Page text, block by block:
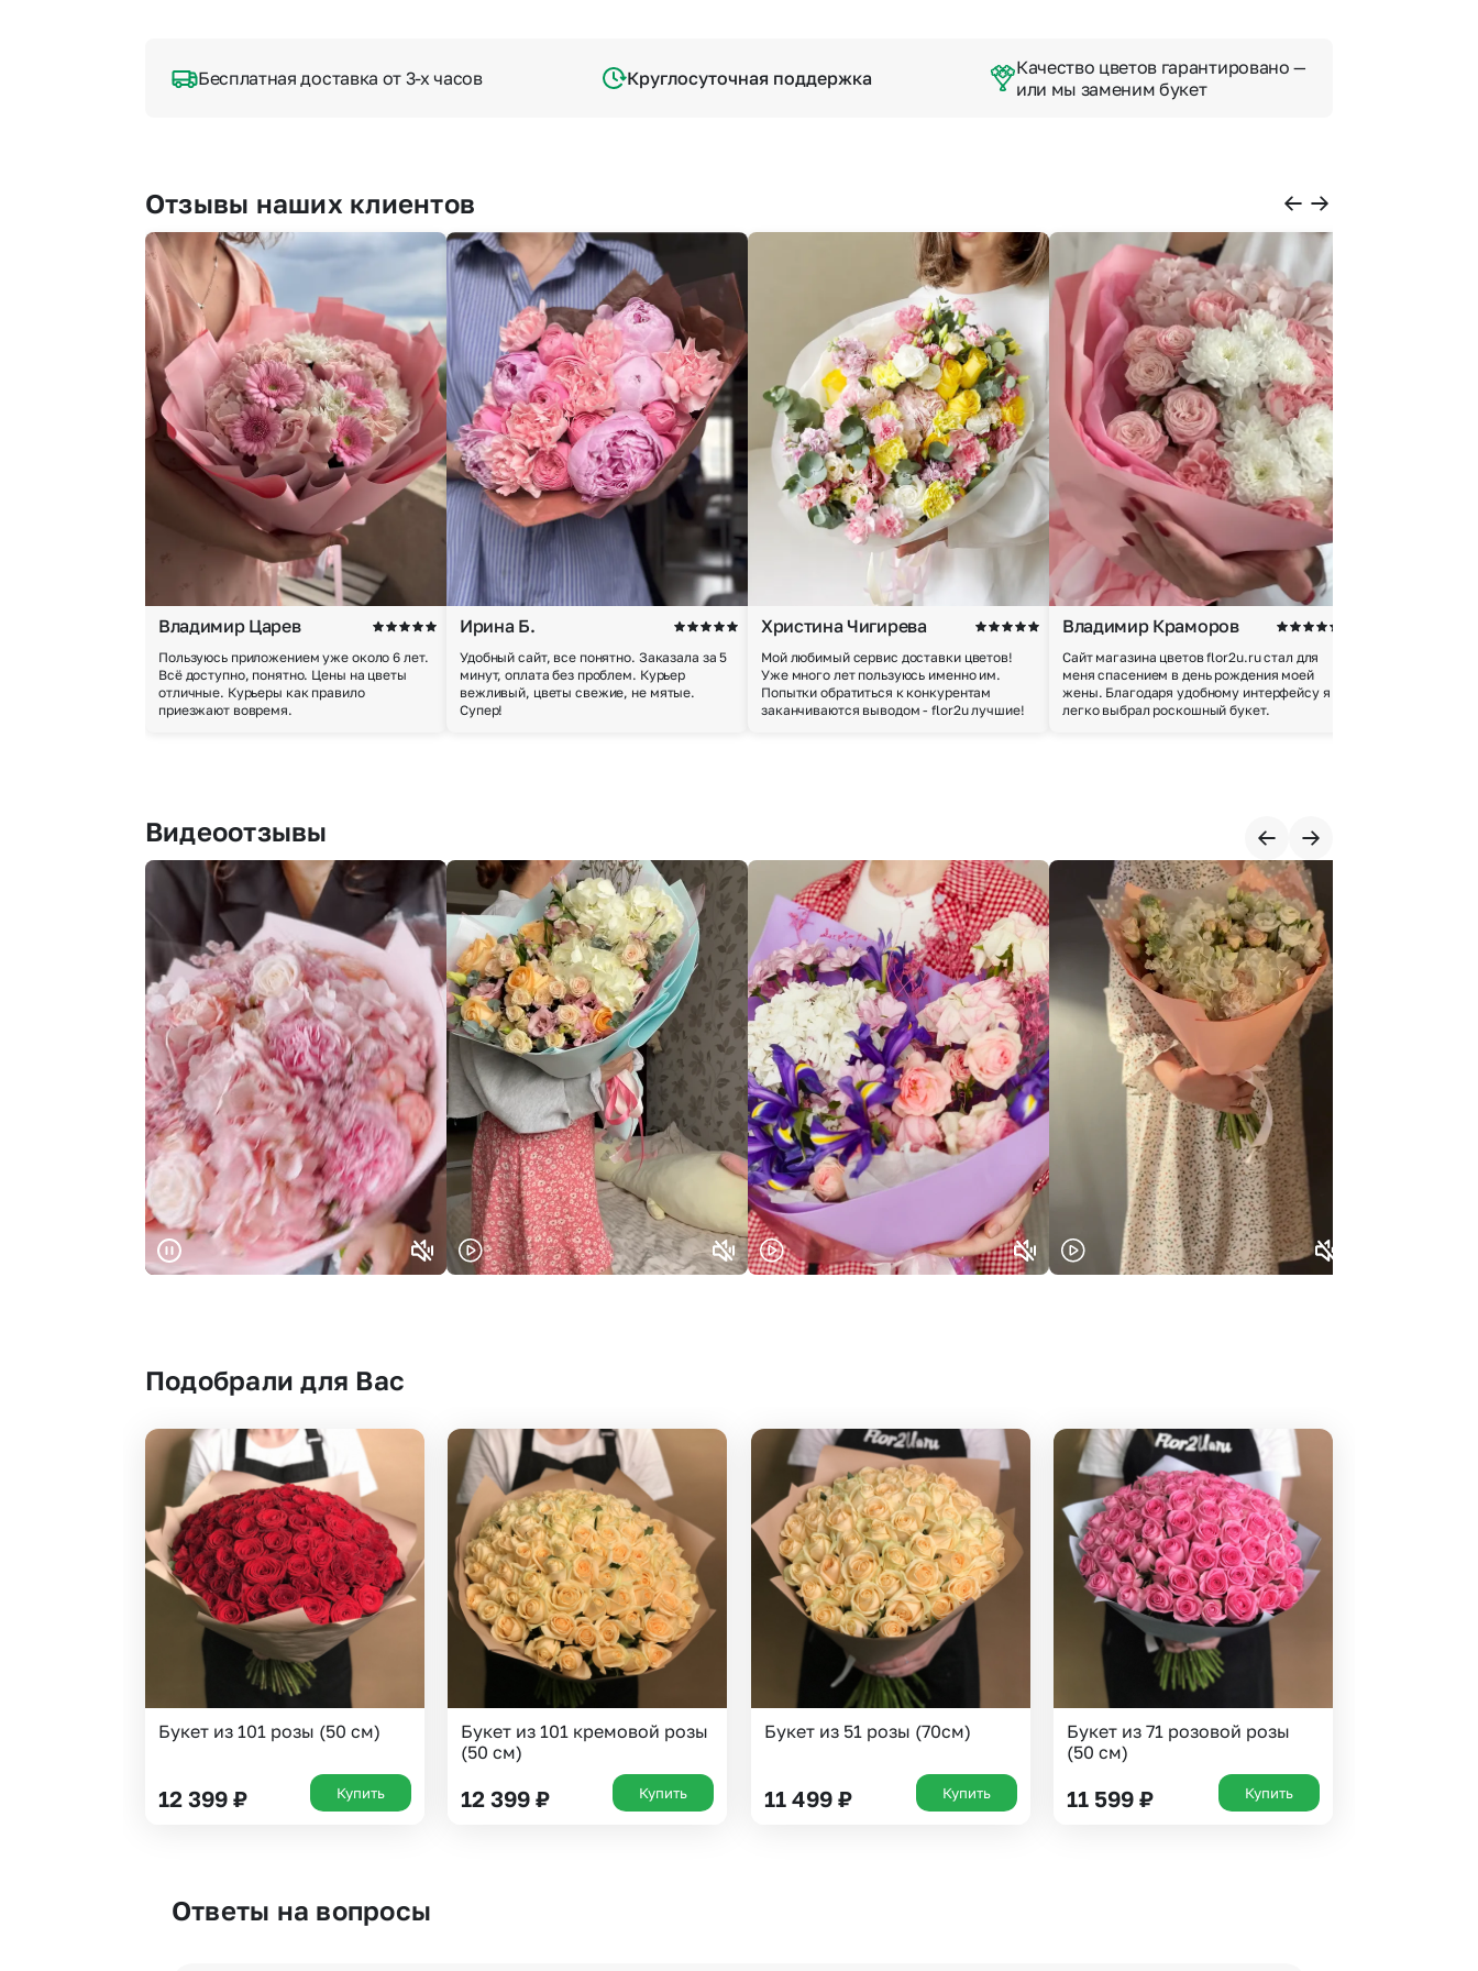
Москва и МО
Санкт-Петербург
Нижний Новгород
Самара
Казань
Уфа
Челябинск
Екатеринбург
Новосибирск
Омск
Волгоград
Воронеж
Бесплатная доставка от 3-х часов
Качество цветов гарантировано —
или мы заменим букет
Круглосуточная поддержка
Отзывы наших клиентов
Владимир Царев
Пользуюсь приложением уже около 6 лет.
Всё доступно, понятно. Цены на цветы
отличные. Курьеры как правило
приезжают вовремя.
Ирина Б.
Удобный сайт, все понятно. Заказала за 5
минут, оплата без проблем. Курьер
вежливый, цветы свежие, не мятые.
Супер!
Христина Чигирева
Мой любимый сервис доставки цветов!
Уже много лет пользуюсь именно им.
Попытки обратиться к конкурентам
заканчиваются выводом - flor2u лучшие!
Владимир Краморов
Сайт магазина цветов flor2u.ru стал для
меня спасением в день рождения моей
жены. Благодаря удобному интерфейсу я
легко выбрал роскошный букет.
Видеоотзывы
Подобрали для Вас
Букет из 101 розы (50 см)
12 399 ₽ Купить
Букет из 101 кремовой розы
(50 см)
12 399₽ Купить
Букет из 51 розы (70см)
11 499 ₽ Купить
Букет из 71 розовой розы
(50 см)
11 599 ₽ Купить
Ответы на вопросы